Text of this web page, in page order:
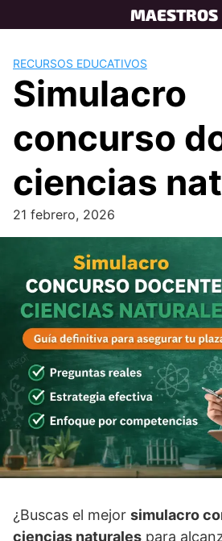
to
MAESTROS
RECURSOS EDUCATIVOS
Simulacro
concurso
ciencias
21 febrero, 2026
¿Buscas el mejor simulacro
ciencias naturales para